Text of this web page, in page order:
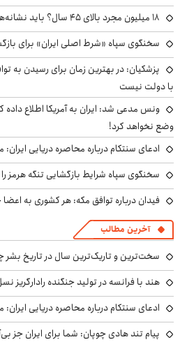
۱۸ میلیون مجرد بالای ۴۵ سال؟ باید نشانه‌های بحران اجتماعی را جدی گرفت
سخنگوی سپاه «شرط اصلی ایران» برای
پزشکیان‌: در بهترین زمان برای رسیدن به
با دولت نیست
ونس مدعی شد: ایران به آمریکا اطلاع داده
وضع نخواهد کرد!
ادعای سنتکام درباره محاصره دریایی ایران: مانع بیش
سخنگوی سپاه شرایط بازگشایی تنگه هرمز را
فیدان درباره توافق مکه: هر کشوری به
آخرین مطالب
سخت‌ترین و تاریک‌ترین سال در تاریخ بشر
هند با فرانسه در تولید جنگنده
ادعای سنتکام درباره محاصره دریایی ایران: مانع بیش
پیام تند هادی چوپان: شما برای ایران جز